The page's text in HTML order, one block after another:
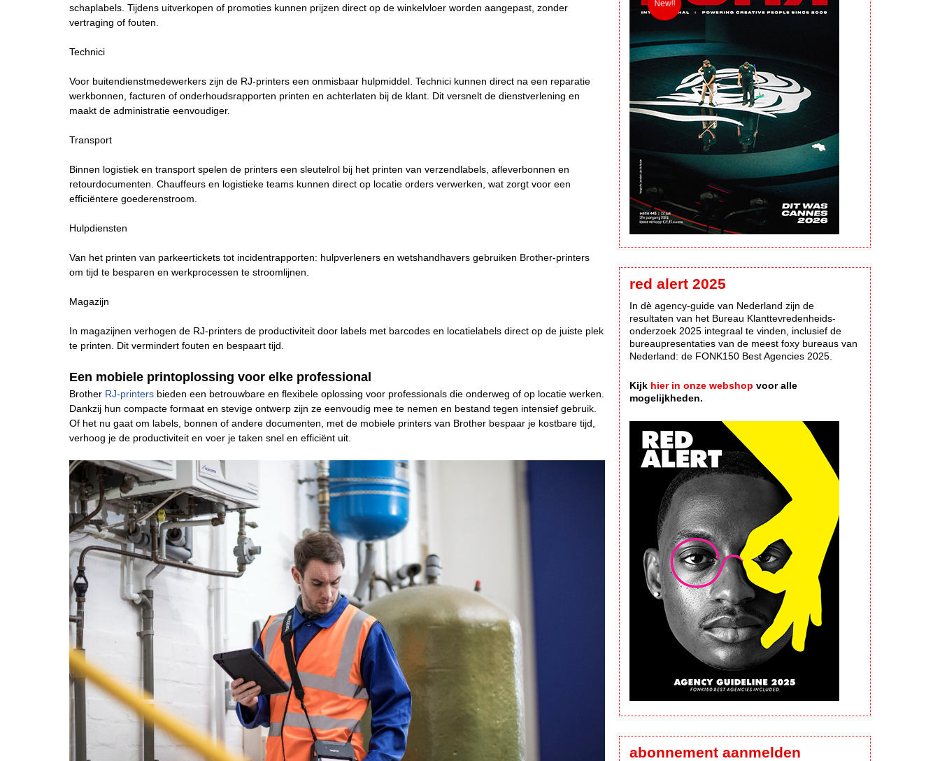
schaplabels. Tijdens uitverkopen of promoties kunnen prijzen direct op de winkelvloer worden aangepast, zonder
vertraging of fouten.
Technici
Voor buitendienstmedewerkers zijn de RJ-printers een onmisbaar hulpmiddel. Technici kunnen direct na een reparatie
werkbonnen, facturen of onderhoudsrapporten printen en achterlaten bij de klant. Dit versnelt de dienstverlening en
maakt de administratie eenvoudiger.
Transport
Binnen logistiek en transport spelen de printers een sleutelrol bij het printen van verzendlabels, afleverbonnen en
retourdocumenten. Chauffeurs en logistieke teams kunnen direct op locatie orders verwerken, wat zorgt voor een
efficiëntere goederenstroom.
Hulpdiensten
Van het printen van parkeertickets tot incidentrapporten: hulpverleners en wetshandhavers gebruiken Brother-printers
om tijd te besparen en werkprocessen te stroomlijnen.
Magazijn
In magazijnen verhogen de RJ-printers de productiviteit door labels met barcodes en locatielabels direct op de juiste plek
te printen. Dit vermindert fouten en bespaart tijd.
Een mobiele printoplossing voor elke professional
Brother RJ-printers bieden een betrouwbare en flexibele oplossing voor professionals die onderweg of op locatie werken.
Dankzij hun compacte formaat en stevige ontwerp zijn ze eenvoudig mee te nemen en bestand tegen intensief gebruik.
Of het nu gaat om labels, bonnen of andere documenten, met de mobiele printers van Brother bespaar je kostbare tijd,
verhoog je de productiviteit en voer je taken snel en efficiënt uit.
red alert 2025
In dè agency-guide van Nederland zijn de
resultaten van het Bureau Klanttevredenheids-
onderzoek 2025 integraal te vinden, inclusief de
bureaupresentaties van de meest foxy bureaus van
Nederland: de FONK150 Best Agencies 2025.
Kijk hier in onze webshop voor alle
mogelijkheden.
abonnement aanmelden